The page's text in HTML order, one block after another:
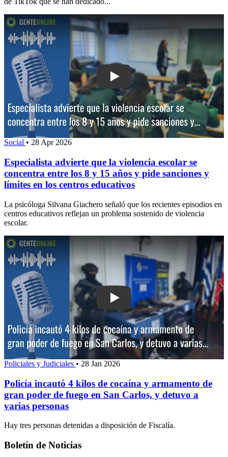
Play: Especialista advierte que la
Social • 28 Apr 2026
Especialista advierte que la violencia escolar se
concentra entre los 8 y 15 años y pide sanciones y
límites en los centros educativos
La psicóloga Silvana Giachero señaló que los recientes episodios en
centros educativos reflejan un problema sostenido de violencia
escolar.
Play: Policía incautó 4 kilos de
Policiales y Judiciales • 28 Jan 2026
Policía incautó 4 kilos de cocaína y armamento de
gran poder de fuego en San Carlos, y detuvo a
varias personas
Hay tres personas detenidas a disposición de Fiscalía.
Boletín de Noticias